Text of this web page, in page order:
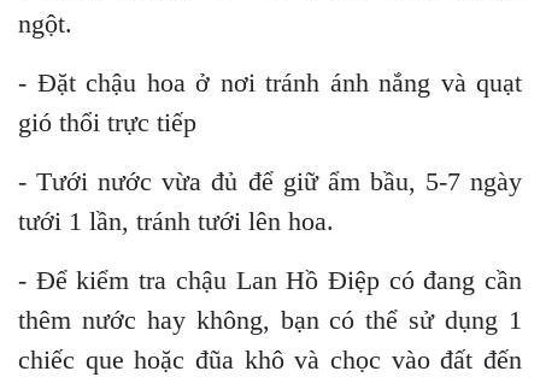
ngột.
- Đặt chậu hoa ở nơi tránh ánh nắng và quạt
gió thổi trực tiếp
- Tưới nước vừa đủ để giữ ẩm bầu, 5-7 ngày
tưới 1 lần, tránh tưới lên hoa.
- Để kiểm tra chậu Lan Hồ Điệp có đang cần
thêm nước hay không, bạn có thể sử dụng 1
chiếc que hoặc đũa khô và chọc vào đất đến